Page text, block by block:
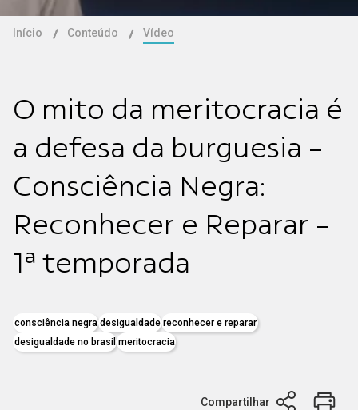
Início Conteúdo Vídeo
O mito da meritocracia é
a defesa da burguesia -
Consciência Negra:
Reconhecer e Reparar -
1ª temporada
consciência negra desigualdade reconhecer e reparar
desigualdade no brasil meritocracia
Compartilhar